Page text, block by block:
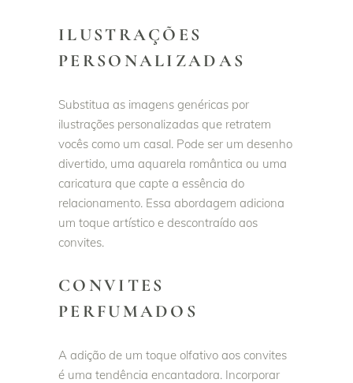
ILUSTRAÇÕES
PERSONALIZADAS
Substitua as imagens genéricas por
ilustrações personalizadas que retratem
vocês como um casal. Pode ser um desenho
divertido, uma aquarela romântica ou uma
caricatura que capte a essência do
relacionamento. Essa abordagem adiciona
um toque artístico e descontraído aos
convites.
CONVITES
PERFUMADOS
A adição de um toque olfativo aos convites
é uma tendência encantadora. Incorporar